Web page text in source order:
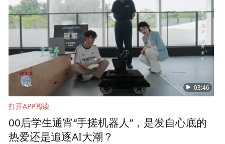
03:46
打开APP阅读
00后学生通宵“手搓机器人”，是发自心底的
热爱还是追逐AI大潮？